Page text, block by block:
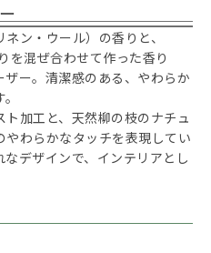
ー
ン・ウール）の香りと、
混ぜ合わせて作った香り
ザー。清潔感のある、やわらか
加工と、天然柳の枝のナチュ
わらかなタッチを表現してい
デザインで、インテリアとし